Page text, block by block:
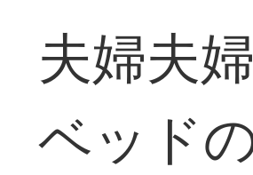
夫婦夫
ベッド